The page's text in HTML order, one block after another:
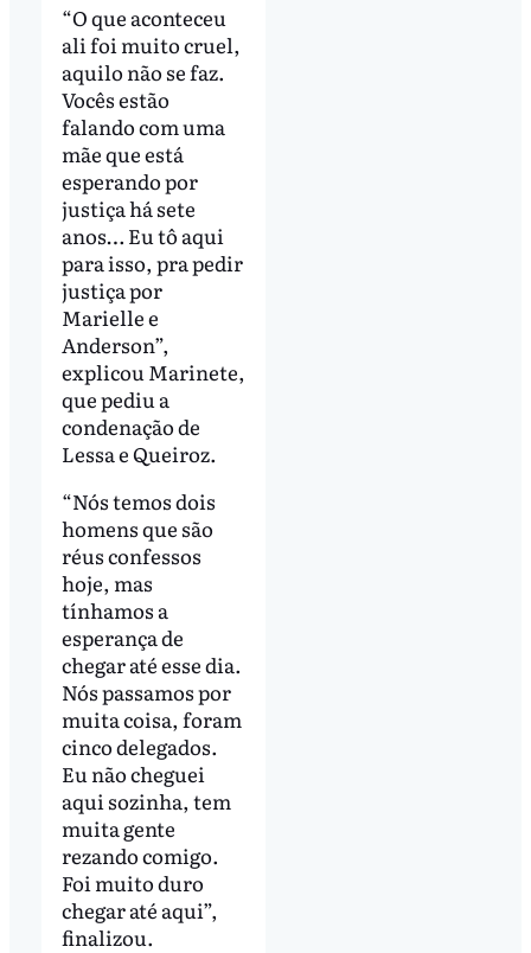
“O que aconteceu
ali foi muito cruel,
aquilo não se faz.
Vocês estão
falando com uma
mãe que está
esperando por
justiça há sete
anos… Eu tô aqui
para isso, pra pedir
justiça por
Marielle e
Anderson”,
explicou Marinete,
que pediu a
condenação de
Lessa e Queiroz.
“Nós temos dois
homens que são
réus confessos
hoje, mas
tínhamos a
esperança de
chegar até esse dia.
Nós passamos por
muita coisa, foram
cinco delegados.
Eu não cheguei
aqui sozinha, tem
muita gente
rezando comigo.
Foi muito duro
chegar até aqui”,
finalizou.